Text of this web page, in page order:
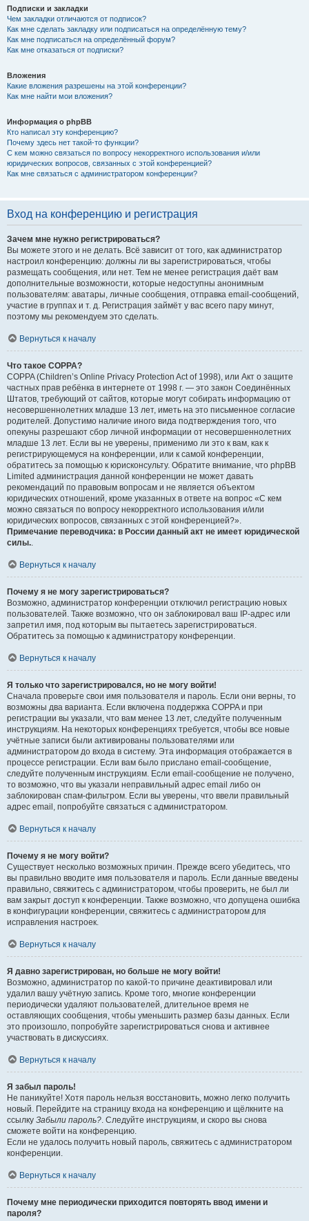
Подписки и закладки
Чем закладки отличаются от подписок?
Как мне сделать закладку или подписаться на определённую тему?
Как мне подписаться на определённый форум?
Как мне отказаться от подписки?
Вложения
Какие вложения разрешены на этой конференции?
Как мне найти мои вложения?
Информация о phpBB
Кто написал эту конференцию?
Почему здесь нет такой-то функции?
С кем можно связаться по вопросу некорректного использования и/или
юридических вопросов, связанных с этой конференцией?
Как мне связаться с администратором конференции?
Вход на конференцию и регистрация
Зачем мне нужно регистрироваться?
Вы можете этого и не делать. Всё зависит от того, как администратор
настроил конференцию: должны ли вы зарегистрироваться, чтобы
размещать сообщения, или нет. Тем не менее регистрация даёт вам
дополнительные возможности, которые недоступны анонимным
пользователям: аватары, личные сообщения, отправка email-сообщений,
участие в группах и т. д. Регистрация займёт у вас всего пару минут,
поэтому мы рекомендуем это сделать.
Вернуться к началу
Что такое COPPA?
COPPA (Children’s Online Privacy Protection Act of 1998), или Акт о защите
частных прав ребёнка в интернете от 1998 г. — это закон Соединённых
Штатов, требующий от сайтов, которые могут собирать информацию от
несовершеннолетних младше 13 лет, иметь на это письменное согласие
родителей. Допустимо наличие иного вида подтверждения того, что
опекуны разрешают сбор личной информации от несовершеннолетних
младше 13 лет. Если вы не уверены, применимо ли это к вам, как к
регистрирующемуся на конференции, или к самой конференции,
обратитесь за помощью к юрисконсульту. Обратите внимание, что phpBB
Limited администрация данной конференции не может давать
рекомендаций по правовым вопросам и не является объектом
юридических отношений, кроме указанных в ответе на вопрос «С кем
можно связаться по вопросу некорректного использования и/или
юридических вопросов, связанных с этой конференцией?».
Примечание переводчика: в России данный акт не имеет юридической
силы..
Вернуться к началу
Почему я не могу зарегистрироваться?
Возможно, администратор конференции отключил регистрацию новых
пользователей. Также возможно, что он заблокировал ваш IP-адрес или
запретил имя, под которым вы пытаетесь зарегистрироваться.
Обратитесь за помощью к администратору конференции.
Вернуться к началу
Я только что зарегистрировался, но не могу войти!
Сначала проверьте свои имя пользователя и пароль. Если они верны, то
возможны два варианта. Если включена поддержка COPPA и при
регистрации вы указали, что вам менее 13 лет, следуйте полученным
инструкциям. На некоторых конференциях требуется, чтобы все новые
учётные записи были активированы пользователями или
администратором до входа в систему. Эта информация отображается в
процессе регистрации. Если вам было прислано email-сообщение,
следуйте полученным инструкциям. Если email-сообщение не получено,
то возможно, что вы указали неправильный адрес email либо он
заблокирован спам-фильтром. Если вы уверены, что ввели правильный
адрес email, попробуйте связаться с администратором.
Вернуться к началу
Почему я не могу войти?
Существует несколько возможных причин. Прежде всего убедитесь, что
вы правильно вводите имя пользователя и пароль. Если данные введены
правильно, свяжитесь с администратором, чтобы проверить, не был ли
вам закрыт доступ к конференции. Также возможно, что допущена ошибка
в конфигурации конференции, свяжитесь с администратором для
исправления настроек.
Вернуться к началу
Я давно зарегистрирован, но больше не могу войти!
Возможно, администратор по какой-то причине деактивировал или
удалил вашу учётную запись. Кроме того, многие конференции
периодически удаляют пользователей, длительное время не
оставляющих сообщения, чтобы уменьшить размер базы данных. Если
это произошло, попробуйте зарегистрироваться снова и активнее
участвовать в дискуссиях.
Вернуться к началу
Я забыл пароль!
Не паникуйте! Хотя пароль нельзя восстановить, можно легко получить
новый. Перейдите на страницу входа на конференцию и щёлкните на
ссылку Забыли пароль?. Следуйте инструкциям, и скоро вы снова
сможете войти на конференцию.
Если не удалось получить новый пароль, свяжитесь с администратором
конференции.
Вернуться к началу
Почему мне периодически приходится повторять ввод имени и
пароля?